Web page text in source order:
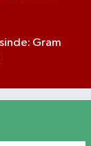
Gram